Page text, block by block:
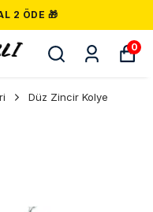
2 ÖDE 🎁
0
Düz Zincir Kolye